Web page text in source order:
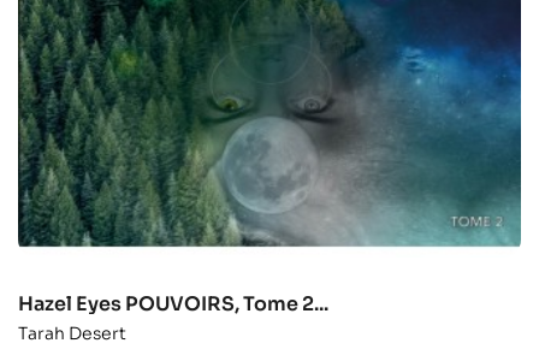
Hazel Eyes POUVOIRS, Tome 2...
Tarah Desert